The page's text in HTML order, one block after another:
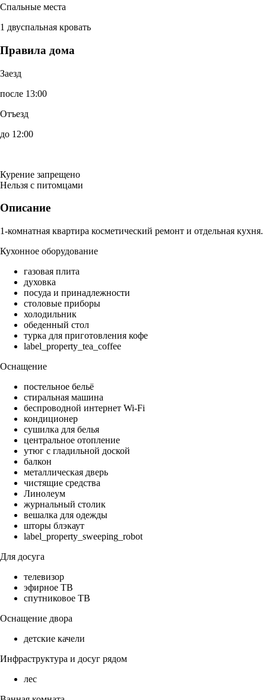
Спальные места
1 двуспальная кровать
Правила дома
Заезд
после 13:00
Отъезд
до 12:00
Курение запрещено
Нельзя с питомцами
Описание
1-комнатная квартира косметический ремонт и отдельная кухня.
Кухонное оборудование
газовая плита
духовка
посуда и принадлежности
столовые приборы
холодильник
обеденный стол
турка для приготовления кофе
label_property_tea_coffee
Оснащение
постельное бельё
стиральная машина
беспроводной интернет Wi-Fi
кондиционер
сушилка для белья
центральное отопление
утюг с гладильной доской
балкон
металлическая дверь
чистящие средства
Линолеум
журнальный столик
вешалка для одежды
шторы блэкаут
label_property_sweeping_robot
Для досуга
телевизор
эфирное ТВ
спутниковое ТВ
Оснащение двора
детские качели
Инфраструктура и досуг рядом
лес